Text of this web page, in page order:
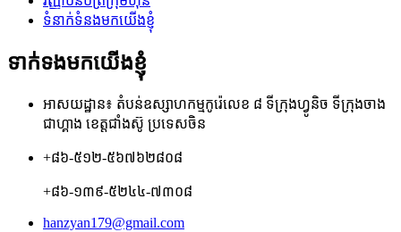
ទំនាក់ទំនងមកយើងខ្ញុំ
ទាក់ទងមកយើងខ្ញុំ
អាសយដ្ឋាន៖ តំបន់ឧស្សាហកម្មកូរ៉េលេខ ៨ ទីក្រុងហ្វូនិច ទីក្រុងចាង
ជាហ្គាង ខេត្តជាំងស៊ូ ប្រទេសចិន
+៨៦-៥១២-៥៦៧៦២៨០៨
+៨៦-១៣៩-៥២៤៤-៧៣០៨
hanzyan179@gmail.com